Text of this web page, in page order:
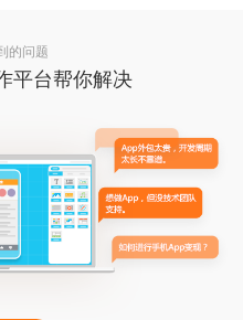
的问题
平台帮你解决